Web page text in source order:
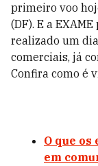
primeiro voo
(DF). E a
realizado um
comerciais, já
Confira como é
O que
em